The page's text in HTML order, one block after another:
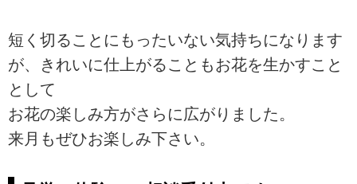
短く切ることにもったいない気持ちになります
が、きれいに仕上がることもお花を生かすこと
として
お花の楽しみ方がさらに広がりました。
来月もぜひお楽しみ下さい。